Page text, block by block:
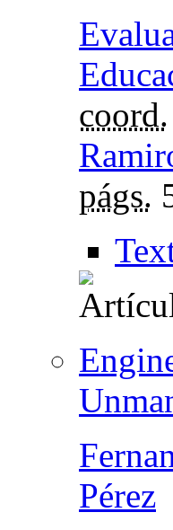
coord.
págs.
Pérez